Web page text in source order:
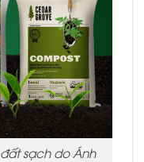
sạch do Ánh